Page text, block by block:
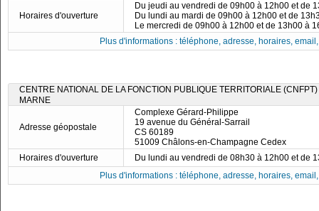
Horaires d'ouverture
Du jeudi au vendredi de 09h00 à 12h00 et de
Du lundi au mardi de 09h00 à 12h00 et de
Le mercredi de 09h00 à 12h00 et de 13h00 à
Plus d'informations : téléphone, adresse, horaires,
CENTRE NATIONAL DE LA FONCTION PUBLIQUE TERRITORIALE
MARNE
Adresse géopostale
Complexe Gérard-Philippe
19 avenue du Général-Sarrail
CS 60189
51009 Châlons-en-Champagne Cedex
Horaires d'ouverture
Du lundi au vendredi de 08h30 à 12h00 et de
Plus d'informations : téléphone, adresse, horaires,